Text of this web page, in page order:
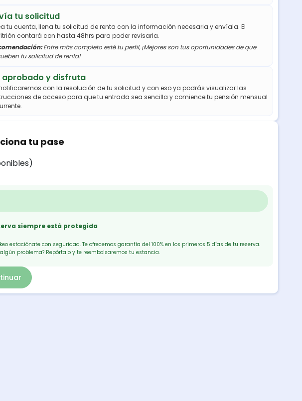
tu solicitud
tu cuenta, llena tu solicitud de renta con la información necesaria y envíala. El
contará con hasta 48hrs para poder revisarla.
Entre más completo esté tu perfil, ¡Mejores son tus oportunidades de que
tu solicitud de renta!
aprobado y disfruta
con la resolución de tu solicitud y con eso ya podrás visualizar las
de acceso para que tu entrada sea sencilla y comience tu pensión mensual
tu pase
siempre está protegida
estaciónate con seguridad. Te ofrecemos garantía del 100% en los primeros 5 días de tu reserva.
algún problema? Repórtalo y te reembolsaremos tu estancia.